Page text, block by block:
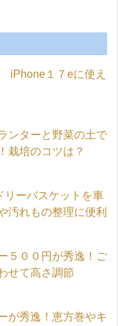
iPhone１７eに使え
ンターと野菜の土で
栽培のコツは？
リーバスケットを車
汚れもの整理に便利
５００円が秀逸！ご
せて高さ調節
が秀逸！恵方巻やキ